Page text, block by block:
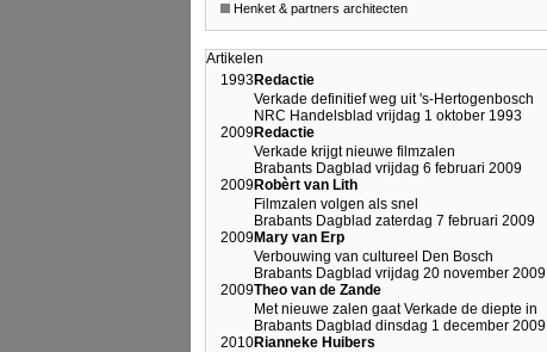
Henket & partners architecten
Artikelen
1993Redactie
Verkade definitief weg uit 's-Hertogenbosch
NRC Handelsblad vrijdag 1 oktober 1993
2009Redactie
Verkade krijgt nieuwe filmzalen
Brabants Dagblad vrijdag 6 februari 2009
2009Robèrt van Lith
Filmzalen volgen als snel
Brabants Dagblad zaterdag 7 februari 2009
2009Mary van Erp
Verbouwing van cultureel Den Bosch
Brabants Dagblad vrijdag 20 november 2009
2009Theo van de Zande
Met nieuwe zalen gaat Verkade de diepte in
Brabants Dagblad dinsdag 1 december 2009
2010Rianneke Huibers